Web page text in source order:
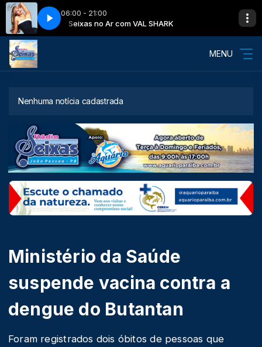
06:00 - 21:00
Seixas no Ar com VAL SHARK
[ ezmp3.cc ] Sabrina Carpenter - Espresso (Official Audio) [ ezmp3.cc
MENU
Nenhuma notícia cadastrada
Ministério da Saúde
suspende vacina contra a
dengue do Butantan
Foram registrados dois óbitos de pessoas que